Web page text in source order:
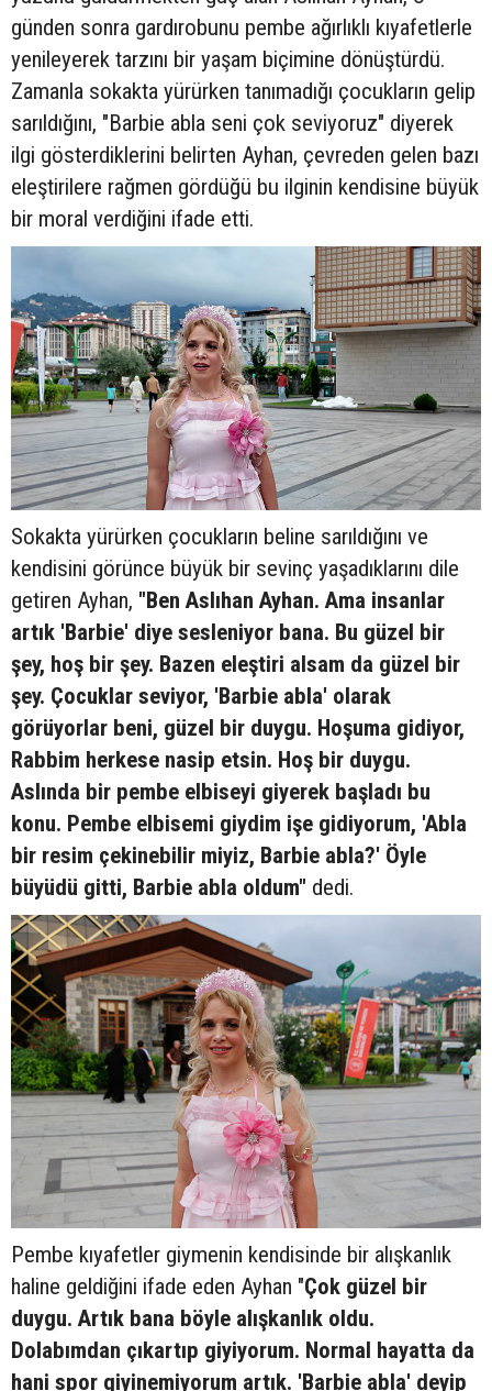
günden sonra gardırobunu pembe ağırlıklı kıyafetlerle
yenileyerek tarzını bir yaşam biçimine dönüştürdü.
Zamanla sokakta yürürken tanımadığı çocukların gelip
sarıldığını, "Barbie abla seni çok seviyoruz" diyerek
ilgi gösterdiklerini belirten Ayhan, çevreden gelen bazı
eleştirilere rağmen gördüğü bu ilginin kendisine büyük
bir moral verdiğini ifade etti.
Sokakta yürürken çocukların beline sarıldığını ve
kendisini görünce büyük bir sevinç yaşadıklarını dile
getiren Ayhan, "Ben Aslıhan Ayhan. Ama insanlar
artık 'Barbie' diye sesleniyor bana. Bu güzel bir
şey, hoş bir şey. Bazen eleştiri alsam da güzel bir
şey. Çocuklar seviyor, 'Barbie abla' olarak
görüyorlar beni, güzel bir duygu. Hoşuma gidiyor,
Rabbim herkese nasip etsin. Hoş bir duygu.
Aslında bir pembe elbiseyi giyerek başladı bu
konu. Pembe elbisemi giydim işe gidiyorum, 'Abla
bir resim çekinebilir miyiz, Barbie abla?' Öyle
büyüdü gitti, Barbie abla oldum" dedi.
Pembe kıyafetler giymenin kendisinde bir alışkanlık
haline geldiğini ifade eden Ayhan "Çok güzel bir
duygu. Artık bana böyle alışkanlık oldu.
Dolabımdan çıkartıp giyiyorum. Normal hayatta da
hani spor giyinemiyorum artık. 'Barbie abla' deyip